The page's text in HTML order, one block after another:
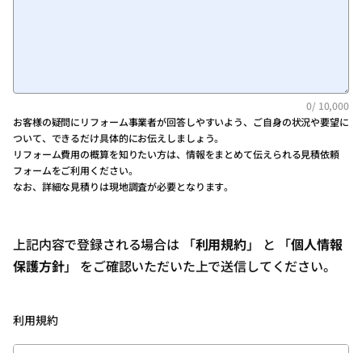
0/ 10,000
お客様の疑問にリフォーム事業者が回答しやすいよう、ご自身の状況や要望に
ついて、できるだけ具体的にお伝えしましょう。
リフォーム費用の概算を知りたい方は、情報をまとめて伝えられる見積依頼
フォームをご利用ください。
なお、詳細な見積りは現地調査が必要となります。
上記内容で登録される場合は 「利用規約」 と 「個人情報
保護方針」 をご確認いただいた上で送信してください。
利用規約